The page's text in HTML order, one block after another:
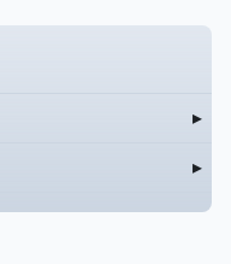
▸
▸